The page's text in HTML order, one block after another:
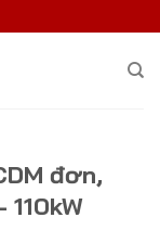
đơn,